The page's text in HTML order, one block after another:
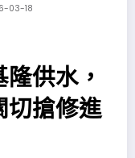
03-18
供水，
切搶修進